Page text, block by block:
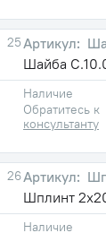
25
Шайба
Наличие
Обратитесь к
консультанту
26
Шплинт
Наличие